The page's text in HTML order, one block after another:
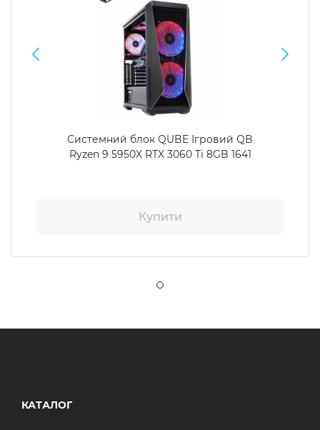
Системний блок QUBE Ігровий QB
Ryzen 9 5950X RTX 3060 Ti 8GB 1641
Купити
КАТАЛОГ